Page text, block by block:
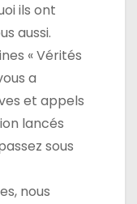
ils ont
aussi.
« Vérités
a
et appels
lancés
sous
nous